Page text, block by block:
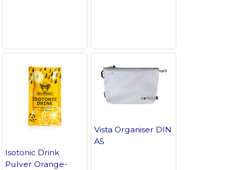
Isotonic Drink
Pulver Orange-
Vista Organiser DIN
A5